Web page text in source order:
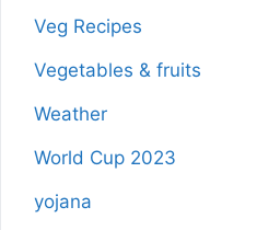
Veg Recipes
Vegetables & fruits
Weather
World Cup 2023
yojana